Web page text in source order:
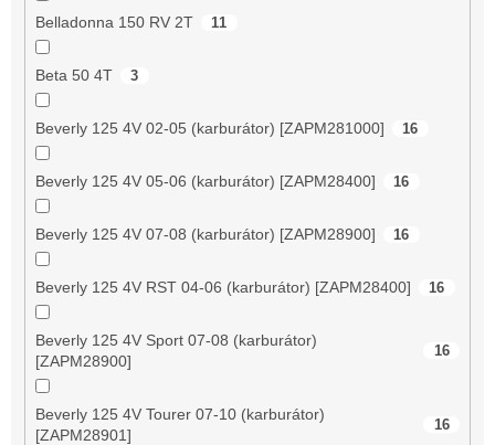
Belladonna 150 RV 2T 11
Beta 50 4T 3
Beverly 125 4V 02-05 (karburátor) [ZAPM281000] 16
Beverly 125 4V 05-06 (karburátor) [ZAPM28400] 16
Beverly 125 4V 07-08 (karburátor) [ZAPM28900] 16
Beverly 125 4V RST 04-06 (karburátor) [ZAPM28400] 16
Beverly 125 4V Sport 07-08 (karburátor)
[ZAPM28900]
16
Beverly 125 4V Tourer 07-10 (karburátor)
[ZAPM28901]
16